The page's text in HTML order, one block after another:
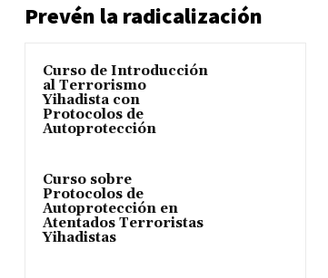
Prevén la radicalización
Curso de Introducción
al Terrorismo
Yihadista con
Protocolos de
Autoprotección
Curso sobre
Protocolos de
Autoprotección en
Atentados Terroristas
Yihadistas